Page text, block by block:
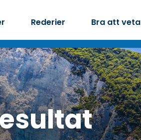
Rederier Bra att veta